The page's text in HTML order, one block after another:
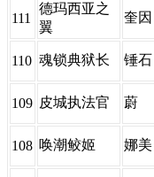
111
德玛西亚之
翼
奎因
110 魂锁典狱长 锤石
109 皮城执法官 蔚
108 唤潮鲛姬 娜美